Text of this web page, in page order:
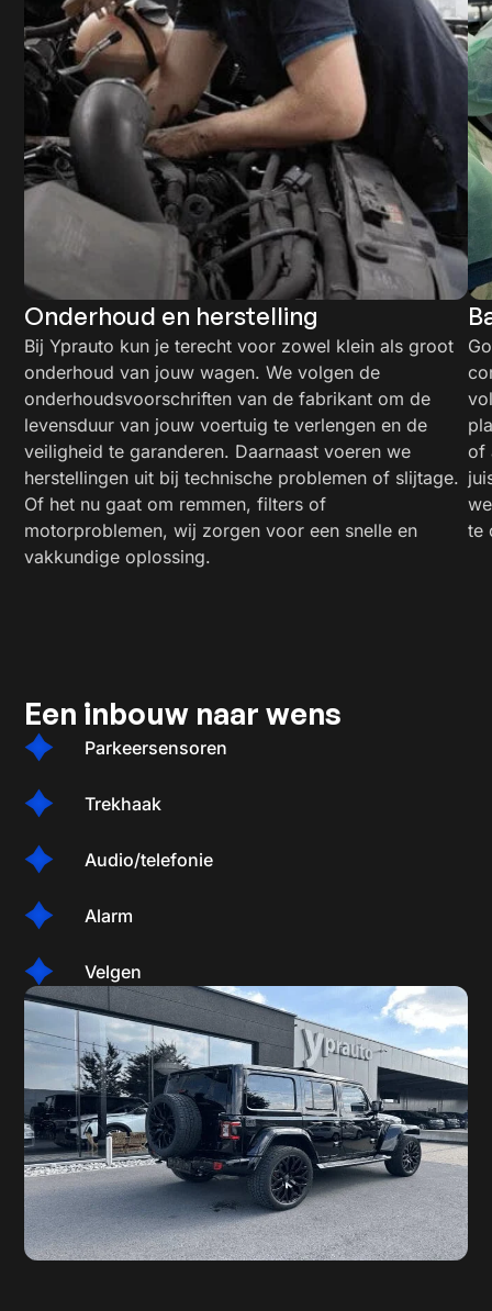
Onderhoud en herstelling
Bij Yprauto kun je terecht voor zowel klein als groot
onderhoud van jouw wagen. We volgen de
onderhoudsvoorschriften van de fabrikant om de
levensduur van jouw voertuig te verlengen en de
veiligheid te garanderen. Daarnaast voeren we
herstellingen uit bij technische problemen of slijtage.
Of het nu gaat om remmen, filters of
motorproblemen, wij zorgen voor een snelle en
vakkundige oplossing.
of
te
Een inbouw naar wens
Parkeersensoren
Trekhaak
Audio/telefonie
Alarm
Velgen